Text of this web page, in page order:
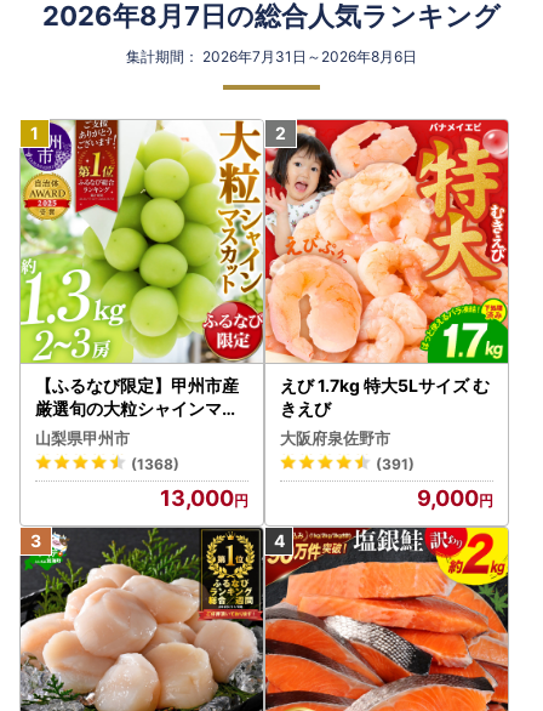
2026年8月7日の総合人気ランキング
集計期間： 2026年7月31日～2026年8月6日
【ふるなび限定】甲州市産
厳選旬の大粒シャインマス
カット 約1.3kg 2～3房【2
026年発送】（MG）B12-
472 FN-Limited-VO シャ
インマスカット フルーツ
山梨県甲州市
(1368)
13,000
えび 1.7kg 特大5Lサイズ む
きえび
大阪府泉佐野市
(391)
9,000